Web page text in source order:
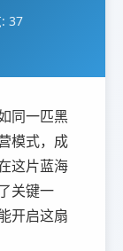
37
同一匹黑
模式，成
这片蓝海
关键一
开启这扇